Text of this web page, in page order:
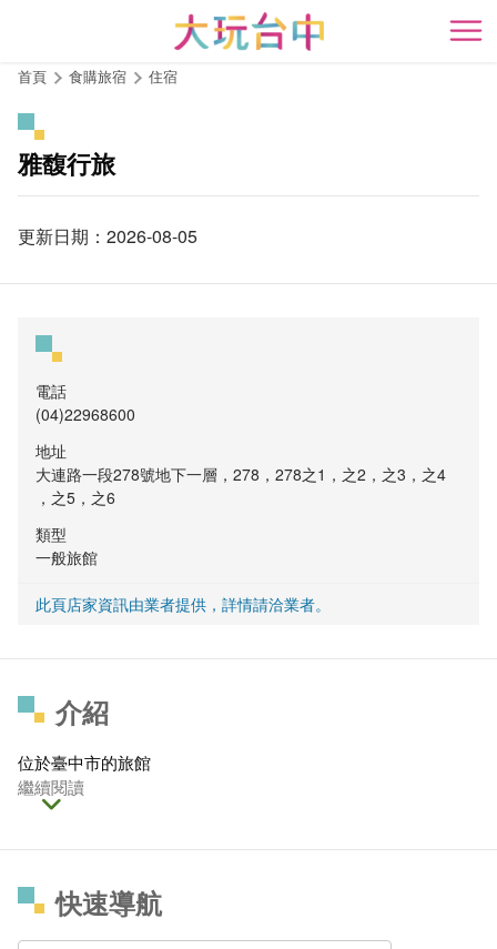
開
首頁 食購旅宿 住宿
雅馥行旅
更新日期：2026-08-05
電話
(04)22968600
地址
大連路一段278號地下一層，278，278之1，之2，之3，之4
，之5，之6
類型
一般旅館
此頁店家資訊由業者提供，詳情請洽業者。
介紹
位於臺中市的旅館
繼續閱讀
快速導航